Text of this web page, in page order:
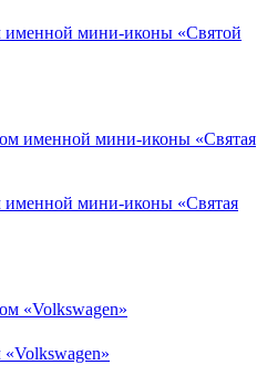
мини-иконы «Святой
мини-иконы «Святая